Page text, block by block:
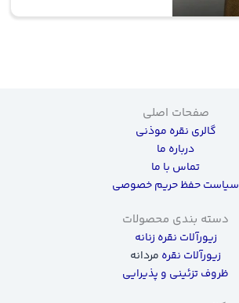
صفحات اصلی
گالری نقره موذنی
درباره ما
تماس با ما
سیاست حفظ حریم خصوصی
دسته بندی محصولات
زیورآلات نقره زنانه
زیورآلات نقره مردانه
ظروف تزئینی و پذیرایی